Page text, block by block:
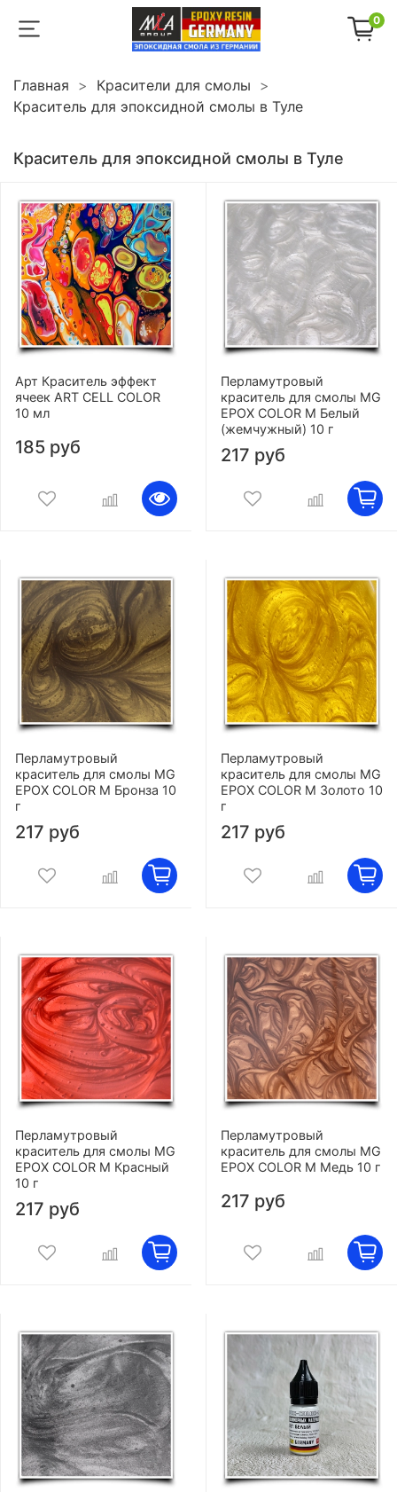
0
Главная
Красители для смолы
Краситель для эпоксидной смолы в Туле
Краситель для эпоксидной смолы в Туле
Арт Краситель эффект
ячеек ART CELL COLOR
10 мл
185 руб
Перламутровый
краситель для смолы MG
EPOX COLOR M Белый
(жемчужный) 10 г
217 руб
Перламутровый
краситель для смолы MG
EPOX COLOR M Бронза 10
г
217 руб
Перламутровый
краситель для смолы MG
EPOX COLOR M Золото 10
г
217 руб
Перламутровый
краситель для смолы MG
EPOX COLOR M Красный
10 г
217 руб
Перламутровый
краситель для смолы MG
EPOX COLOR M Медь 10 г
217 руб